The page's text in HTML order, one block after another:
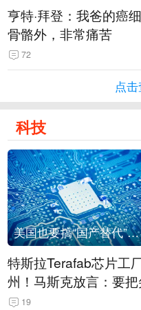
亨特·拜登：我爸的癌
骨骼外，非常痛苦
72
点
科技
美国也要搞“国产替代”？先算清三笔账
特斯拉Terafab芯片工
州！马斯克放言：要
回美国
19